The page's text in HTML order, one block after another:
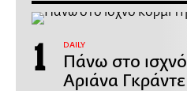
DAILY
Πάνω στο
Αριάνα Γκράντε